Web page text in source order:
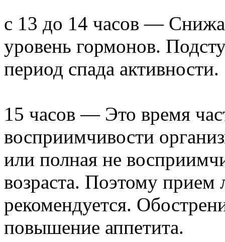
с 13 до 14 часов —
уровень гормонов.
период спада активности.
15 часов — Это время
восприимчивости
или полная не
возраста. Поэтому прием
рекомендуется.
повышение аппетита.